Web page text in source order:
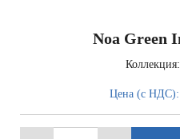
Noa Green
Коллекция:
Цена (с НДС):